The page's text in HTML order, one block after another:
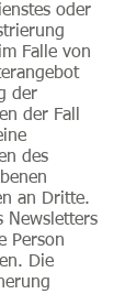
oder
Falle von
der
der Fall
des
an Dritte.
Newsletters
Person
Die